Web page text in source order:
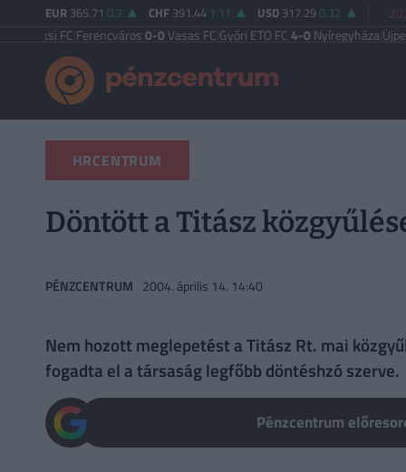
EUR 365.71 0.3 CHF 391.44 1.11 USD 317.29 0.32
Ferencváros0-0Vasas FC|Győri ETO FC4-0Nyíregyháza|Újpest FC4-
HRCENTRUM
Döntött a Titász
PÉNZCENTRUM 2004. április 14. 14:40
Nem hozott meglepetést a Titász Rt. mai
fogadta el a társaság legfőbb döntéshzó szerve.
Pénzcentrum